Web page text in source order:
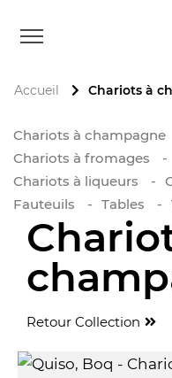
Accueil Chariots à
Chariots à champagne
Chariots à fromages
Chariots à liqueurs
Fauteuils
Tables
Retour Collection